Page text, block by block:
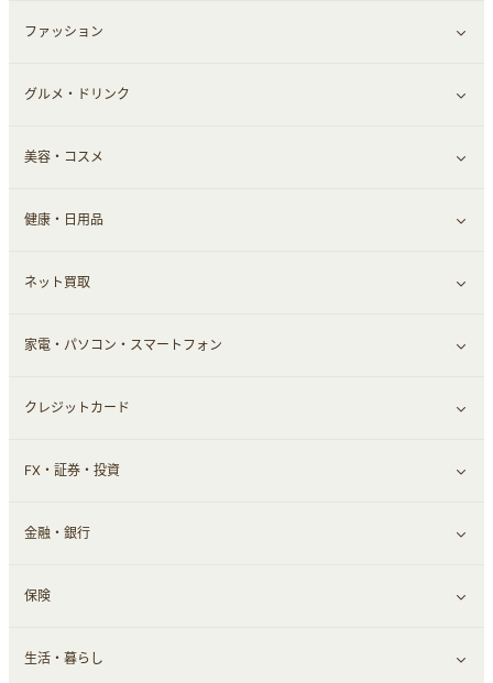
すべて見る
総合通販
ファッション
すべて見る
ファッション
インナー・下着
スーツ・フォーマル
グルメ・ドリンク
すべて見る
グルメ
お酒
食材宅配
ウォーターサーバー
美容・コスメ
すべて見る
ヘアケア
エステ・サロン
メンズ美容
健康・日用品
すべて見る
スポーツ・フィットネス
日用品・薬局・からだ
ネット買取
すべて見る
ネット買取
家電・パソコン・スマートフォン
すべて見る
家電・パソコン・ソフトウェア
通信・レンタルサーバー
スマホ・携帯電話・SIM
クレジットカード
すべて見る
クレジットカード
FX・証券・投資
すべて見る
証券
金融・銀行
銀行・ネット銀行
保険
すべて見る
生活・暮らし